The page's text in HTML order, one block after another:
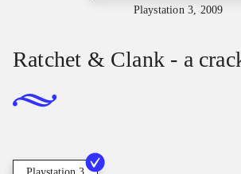
Playstation 3, 2009
Ratchet & Clank - a